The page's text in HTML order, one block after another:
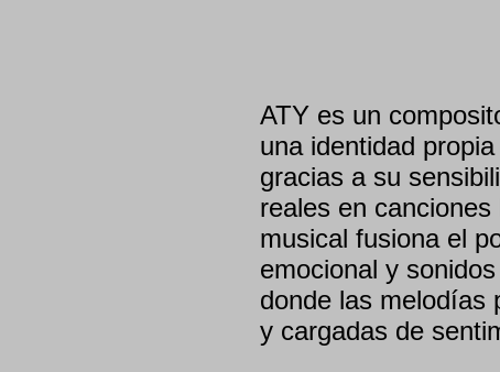
ATY es un
una identidad
gracias a su
reales en
musical fusiona el
emocional y
donde las melodías
y cargadas de